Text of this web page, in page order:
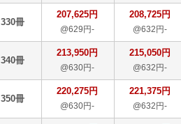
330冊
207,625円
@629円-
208,725円
@632円-
340冊
213,950円
@630円-
215,050円
@632円-
350冊
220,275円
@630円-
221,375円
@632円-